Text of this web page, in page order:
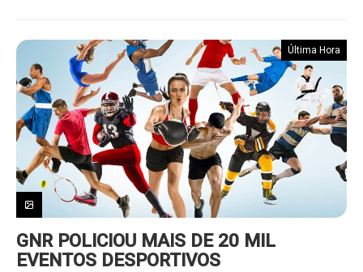
Última Hora
GNR POLICIOU MAIS DE 20 MIL
EVENTOS DESPORTIVOS